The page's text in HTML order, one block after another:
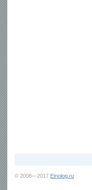
© 2008—2017 Etnolog.ru